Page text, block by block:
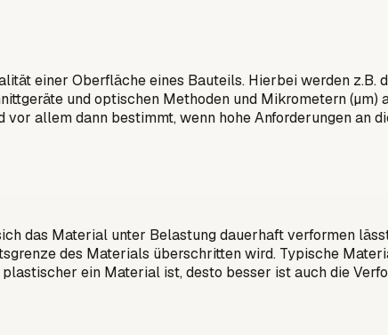
einer Oberfläche eines Bauteils. Hierbei werden z.B.
und optischen Methoden und Mikrometern
allem dann bestimmt, wenn hohe Anforderungen an
das Material unter Belastung dauerhaft verformen
des Materials überschritten wird. Typische
ein Material ist, desto besser ist auch die